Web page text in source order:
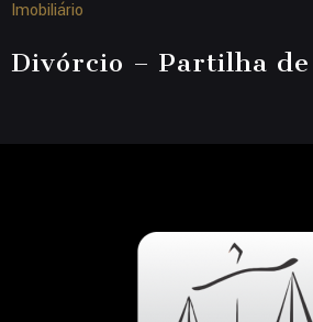
Imobiliário
Divórcio – Partilha de